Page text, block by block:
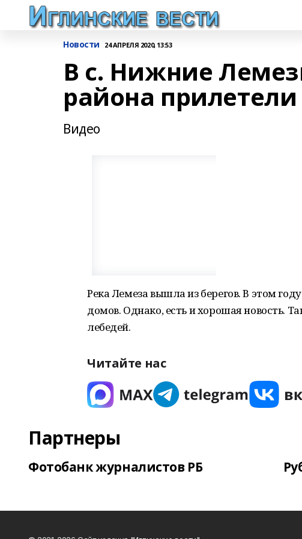
Новости 24 АПРЕЛЯ 2020, 13:53
В с. Нижние
района
Видео
Река Лемеза вышла из берегов. В этом
домов. Однако, есть и хорошая новость.
лебедей.
Читайте нас
Партнеры
Фотобанк журналистов РБ